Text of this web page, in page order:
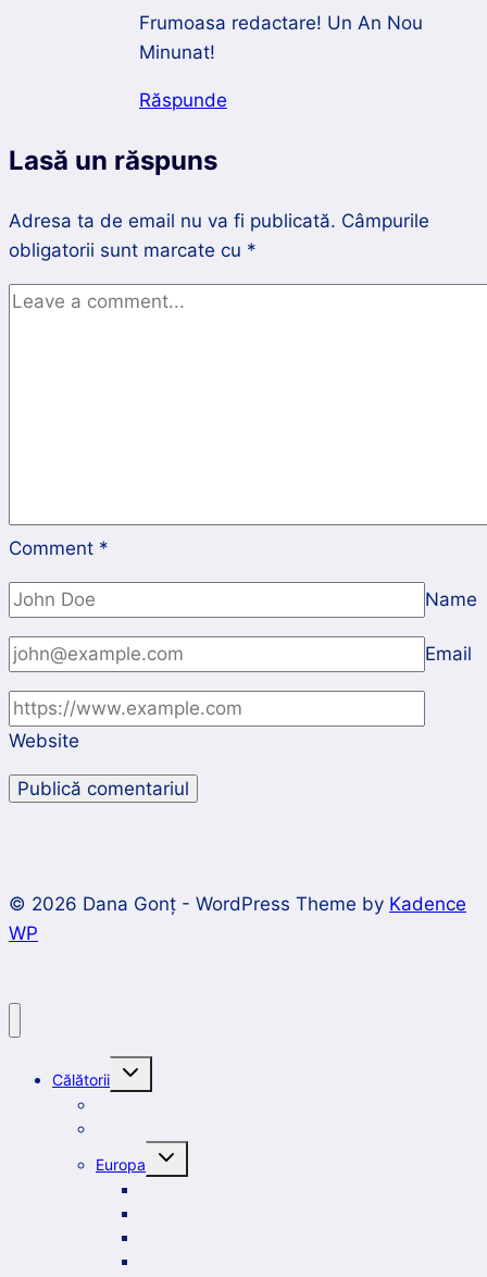
Frumoasa redactare! Un An Nou
Minunat!
Răspunde
Lasă un răspuns
Adresa ta de email nu va fi publicată. Câmpurile
obligatorii sunt marcate cu *
Comment *
Name
Email
Website
© 2026 Dana Gonț - WordPress Theme by Kadence
WP
Călătorii
Toggle
Europa
Toggle